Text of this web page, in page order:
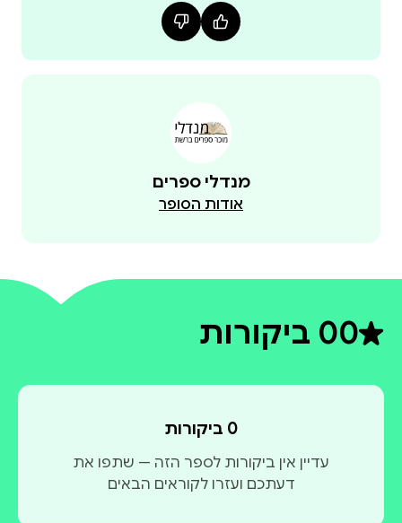
מנדלי ספרים
אודות הסופר
0דירוג ממוצע 0 מתוך 5
0 ביקורות
0 ביקורות
עדיין אין ביקורות לספר הזה — שתפו את
דעתכם ועזרו לקוראים הבאים